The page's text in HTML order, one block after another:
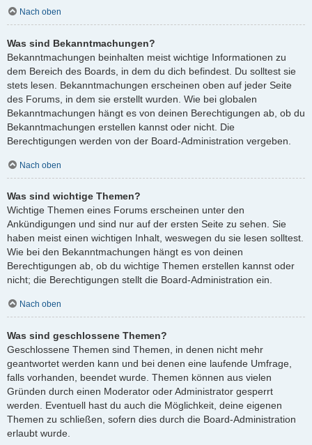
Nach oben
Was sind Bekanntmachungen?
Bekanntmachungen beinhalten meist wichtige Informationen zu
dem Bereich des Boards, in dem du dich befindest. Du solltest sie
stets lesen. Bekanntmachungen erscheinen oben auf jeder Seite
des Forums, in dem sie erstellt wurden. Wie bei globalen
Bekanntmachungen hängt es von deinen Berechtigungen ab, ob du
Bekanntmachungen erstellen kannst oder nicht. Die
Berechtigungen werden von der Board-Administration vergeben.
Nach oben
Was sind wichtige Themen?
Wichtige Themen eines Forums erscheinen unter den
Ankündigungen und sind nur auf der ersten Seite zu sehen. Sie
haben meist einen wichtigen Inhalt, weswegen du sie lesen solltest.
Wie bei den Bekanntmachungen hängt es von deinen
Berechtigungen ab, ob du wichtige Themen erstellen kannst oder
nicht; die Berechtigungen stellt die Board-Administration ein.
Nach oben
Was sind geschlossene Themen?
Geschlossene Themen sind Themen, in denen nicht mehr
geantwortet werden kann und bei denen eine laufende Umfrage,
falls vorhanden, beendet wurde. Themen können aus vielen
Gründen durch einen Moderator oder Administrator gesperrt
werden. Eventuell hast du auch die Möglichkeit, deine eigenen
Themen zu schließen, sofern dies durch die Board-Administration
erlaubt wurde.